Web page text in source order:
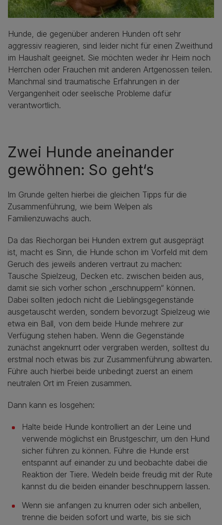
Hunde, die gegenüber anderen Hunden oft sehr
aggressiv reagieren, sind leider nicht für einen Zweithund
im Haushalt geeignet. Sie möchten weder ihr Heim noch
Herrchen oder Frauchen mit anderen Artgenossen teilen.
Manchmal sind traumatische Erfahrungen in der
Vergangenheit oder seelische Probleme dafür
verantwortlich.
Zwei Hunde aneinander
gewöhnen: So geht‘s
Im Grunde gelten hierbei die gleichen Tipps für die
Zusammenführung, wie beim Welpen als
Familienzuwachs auch.
Da das Riechorgan bei Hunden extrem gut ausgeprägt
ist, macht es Sinn, die Hunde schon im Vorfeld mit dem
Geruch des jeweils anderen vertraut zu machen:
Tausche Spielzeug, Decken etc. zwischen beiden aus,
damit sie sich vorher schon „erschnuppern“ können.
Dabei sollten jedoch nicht die Lieblingsgegenstände
ausgetauscht werden, sondern bevorzugt Spielzeug wie
etwa ein Ball, von dem beide Hunde mehrere zur
Verfügung stehen haben. Wenn die Gegenstände
zunächst angeknurrt oder vergraben werden, solltest du
erstmal noch etwas bis zur Zusammenführung abwarten.
Führe auch hierbei beide unbedingt zuerst an einem
neutralen Ort im Freien zusammen.
Dann kann es losgehen:
Halte beide Hunde kontrolliert an der Leine und
verwende möglichst ein Brustgeschirr, um den Hund
sicher führen zu können. Führe die Hunde erst
entspannt auf einander zu und beobachte dabei die
Reaktion der Tiere. Wedeln beide freudig mit der Rute
kannst du die beiden einander beschnuppern lassen.
Wenn sie anfangen zu knurren oder sich anbellen,
trenne die beiden sofort und warte, bis sie sich